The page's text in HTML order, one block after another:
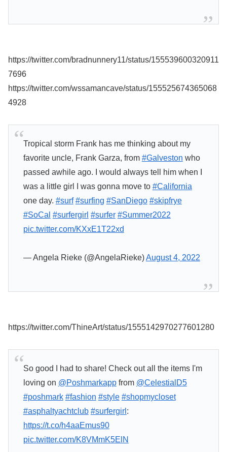
https://twitter.com/bradnunnery11/status/155539600320911
7696
https://twitter.com/wssamancave/status/155525674365068
4928
Tropical storm Frank has me thinking about my
favorite uncle, Frank Garza, from #Galveston who
passed awhile ago. I would always tell him when I
was a little girl I was gonna move to #California
one day. #surf #surfing #SanDiego #skipfrye
#SoCal #surfergirl #surfer #Summer2022
pic.twitter.com/KXxE1T22xd
— Angela Rieke (@AngelaRieke)August 4, 2022
https://twitter.com/ThineArt/status/1555142970277601280
So good I had to share! Check out all the items I'm
loving on @Poshmarkappfrom @CelestialD5
#poshmark #fashion #style #shopmycloset
#asphaltyachtclub #surfergirl :
https://t.co/h4aaEmus90
pic.twitter.com/K8VMmK5ElN